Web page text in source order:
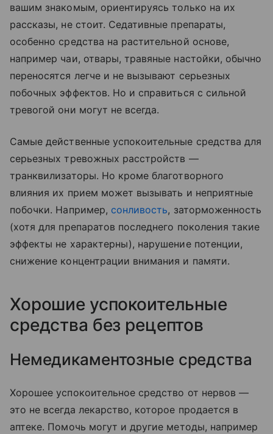
вашим знакомым, ориентируясь только на их
рассказы, не стоит. Седативные препараты,
особенно средства на растительной основе,
например чаи, отвары, травяные настойки, обычно
переносятся легче и не вызывают серьезных
побочных эффектов. Но и справиться с сильной
тревогой они могут не всегда.
Самые действенные успокоительные средства для
серьезных тревожных расстройств —
транквилизаторы. Но кроме благотворного
влияния их прием может вызывать и неприятные
побочки. Например, сонливость, заторможенность
(хотя для препаратов последнего поколения такие
эффекты не характерны), нарушение потенции,
снижение концентрации внимания и памяти.
Хорошие успокоительные
средства без рецептов
Немедикаментозные средства
Хорошее успокоительное средство от нервов —
это не всегда лекарство, которое продается в
аптеке. Помочь могут и другие методы, например